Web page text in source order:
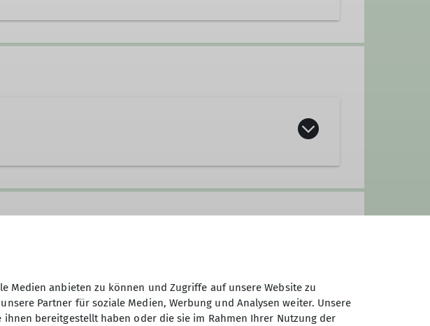
Medien anbieten zu können und Zugriffe auf unsere Website zu
Partner für soziale Medien, Werbung und Analysen weiter. Unsere
bereitgestellt haben oder die sie im Rahmen Ihrer Nutzung der